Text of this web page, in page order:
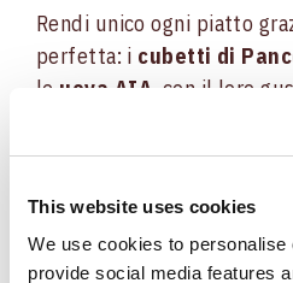
This website uses cookies
We use cookies to personalise
provide social media features
Rendi unico ogni piatto
perfetta: i cubetti di
le uova AIA , con il loro
sono i protagonisti del
Dallacolazione dei
dimenticare una cena a
arrivare aglispaghetti di